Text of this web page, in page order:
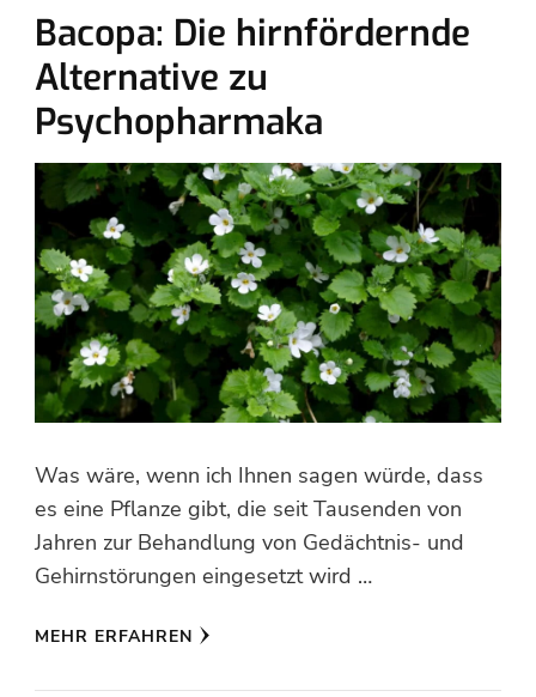
Bacopa: Die hirnfördernde
Alternative zu
Psychopharmaka
Was wäre, wenn ich Ihnen sagen würde, dass
es eine Pflanze gibt, die seit Tausenden von
Jahren zur Behandlung von Gedächtnis- und
Gehirnstörungen eingesetzt wird …
MEHR ERFAHREN